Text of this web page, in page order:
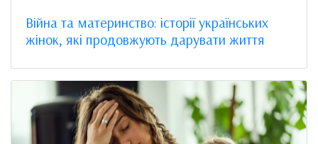
Війна та материнство: історії українських
жінок, які продовжують дарувати життя